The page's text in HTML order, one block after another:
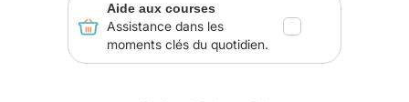
Aide aux courses
Assistance dans les
moments clés du quotidien.